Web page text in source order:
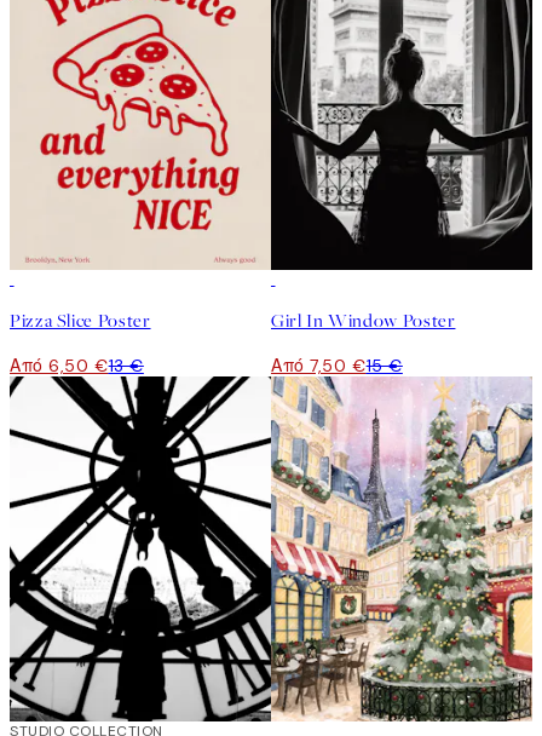
Pizza Slice Poster
Από 6,50 €13 €
Girl In Window Poster
Από 7,50 €15 €
50%*
STUDIO COLLECTION